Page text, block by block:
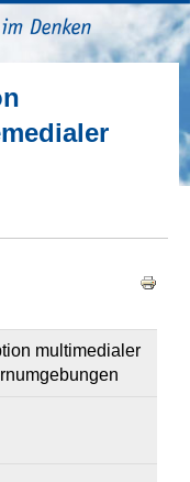
multimedialer